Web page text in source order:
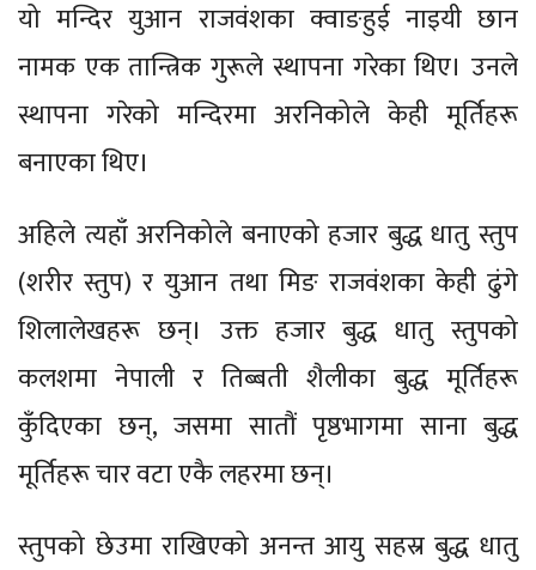
यो मन्दिर युआन राजवंशका क्वाङहुई नाइयी छान
नामक एक तान्त्रिक गुरूले स्थापना गरेका थिए। उनले
स्थापना गरेको मन्दिरमा अरनिकोले केही मूर्तिहरू
बनाएका थिए।
अहिले त्यहाँ अरनिकोले बनाएको हजार बुद्ध धातु स्तुप
(शरीर स्तुप) र युआन तथा मिङ राजवंशका केही ढुंगे
शिलालेखहरू छन्। उक्त हजार बुद्ध धातु स्तुपको
कलशमा नेपाली र तिब्बती शैलीका बुद्ध मूर्तिहरू
कुँदिएका छन्, जसमा सातौं पृष्ठभागमा साना बुद्ध
मूर्तिहरू चार वटा एकै लहरमा छन्।
स्तुपको छेउमा राखिएको अनन्त आयु सहस्र बुद्ध धातु